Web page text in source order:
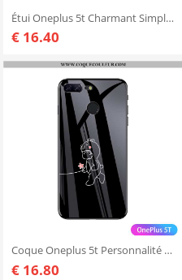
Étui Oneplus 5t Charmant Simple Mode, Coque Oneplus 5t Silicone Protection Verte
€ 16.40
Coque Oneplus 5t Personnalité Légère Noir, Housse Oneplus 5t Ultra Amoureux Noir
€ 16.80